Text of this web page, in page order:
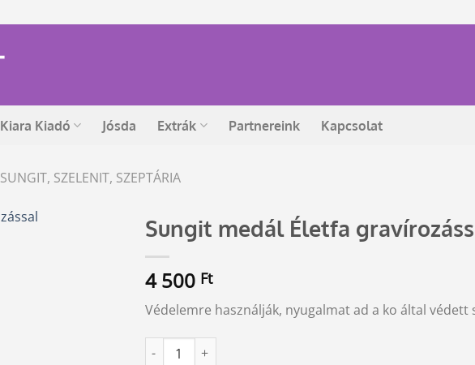
Kiara Kiadó Jósda Extrák Partnereink Kapcsolat
SUNGIT, SZELENIT, SZEPTÁRIA
Sungit medál Életfa
4 500 Ft
Védelemre használják, nyugalmat ad a ko által védett
Sungit medál Életfa gravírozással mennyiség
Alternative: